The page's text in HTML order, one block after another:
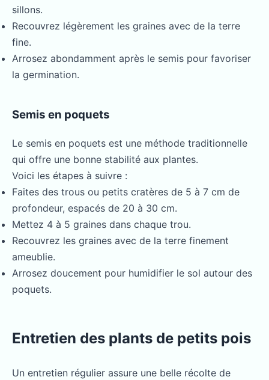
sillons.
Recouvrez légèrement les graines avec de la terre
fine.
Arrosez abondamment après le semis pour favoriser
la germination.
Semis en poquets
Le semis en poquets est une méthode traditionnelle
qui offre une bonne stabilité aux plantes.
Voici les étapes à suivre :
Faites des trous ou petits cratères de 5 à 7 cm de
profondeur, espacés de 20 à 30 cm.
Mettez 4 à 5 graines dans chaque trou.
Recouvrez les graines avec de la terre finement
ameublie.
Arrosez doucement pour humidifier le sol autour des
poquets.
Entretien des plants de petits pois
Un entretien régulier assure une belle récolte de